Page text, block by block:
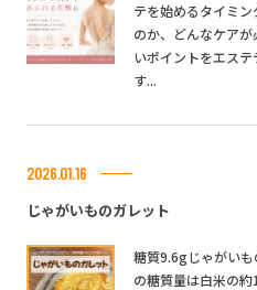
テを始めるタイミ
のか、どんなケア
いポイントをエス
す...
2026.01.16
じゃがいものガレット
糖質9.6gじゃがい
の糖質量は白米の